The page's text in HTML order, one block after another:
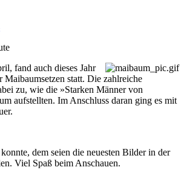
fand auch dieses Jahr
Maibaumsetzen statt. Die zahlreiche
zu, wie die »Starken Männer von
aufstellten. Im Anschluss daran ging es mit
dem seien die neuesten Bilder in der
Viel Spaß beim Anschauen.